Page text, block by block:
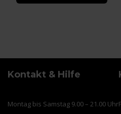
Kontakt & Hilfe
Montag bis Samstag 9.00 – 21.00 Uhr